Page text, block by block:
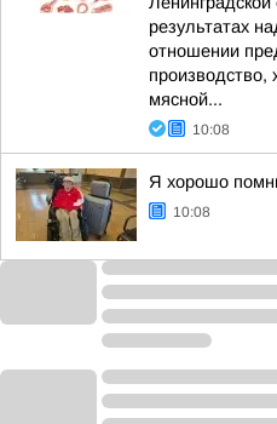
результатах
отношении
производство,
мясной...
10:08
Я хорошо
10:08